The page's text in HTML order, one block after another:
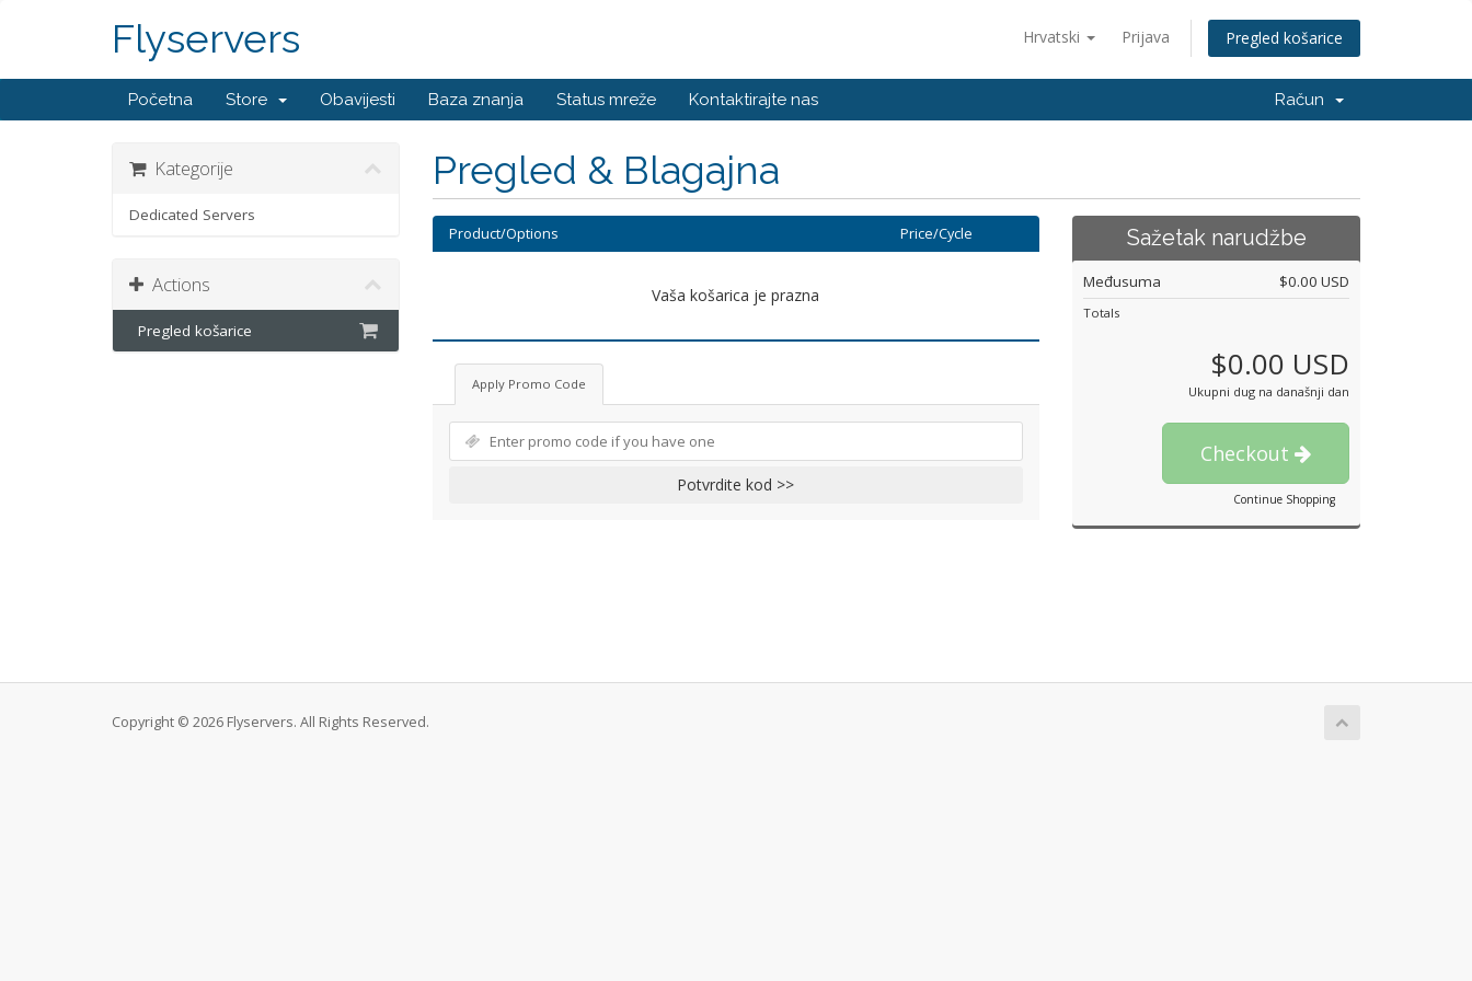
Hrvatski Prijava Pregled košarice
Flyservers
Početna Store Obavijesti Baza znanja Status mreže Kontaktirajte nas Račun
Pregled & Blagajna
Kategorije
Dedicated Servers
Actions
Pregled košarice
Product/Options Price/Cycle
Vaša košarica je prazna
Apply Promo Code
Potvrdite kod >>
Sažetak narudžbe
Međusuma $0.00 USD
Totals
$0.00 USD
Ukupni dug na današnji dan
Checkout
Continue Shopping
Copyright © 2026 Flyservers. All Rights Reserved.